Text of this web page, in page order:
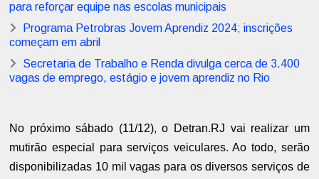
para reforçar equipe nas escolas municipais
Programa Petrobras Jovem Aprendiz 2024; inscrições
começam em abril
Secretaria de Trabalho e Renda divulga cerca de 3.400
vagas de emprego, estágio e jovem aprendiz no Rio
No próximo sábado (11/12), o Detran.RJ vai realizar um
mutirão especial para serviços veiculares. Ao todo, serão
disponibilizadas 10 mil vagas para os diversos serviços de